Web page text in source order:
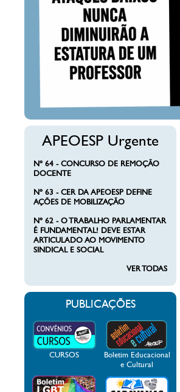
APEOESP Urgente
Nº 64 - CONCURSO DE REMOÇÃO
DOCENTE
Nº 63 - CER DA APEOESP DEFINE
AÇÕES DE MOBILIZAÇÃO
Nº 62 - O TRABALHO PARLAMENTAR
É FUNDAMENTAL! DEVE ESTAR
ARTICULADO AO MOVIMENTO
SINDICAL E SOCIAL
VER TODAS
PUBLICAÇÕES
CURSOS
Boletim Educacional
e Cultural